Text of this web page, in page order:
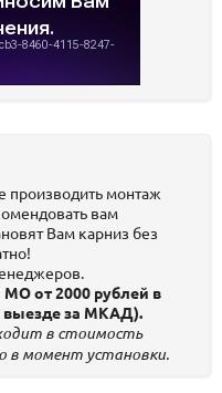
производить монтаж
вам
Вам карниз без
от 2000 рублей в
выезде за МКАД).
в стоимость
в момент установки.